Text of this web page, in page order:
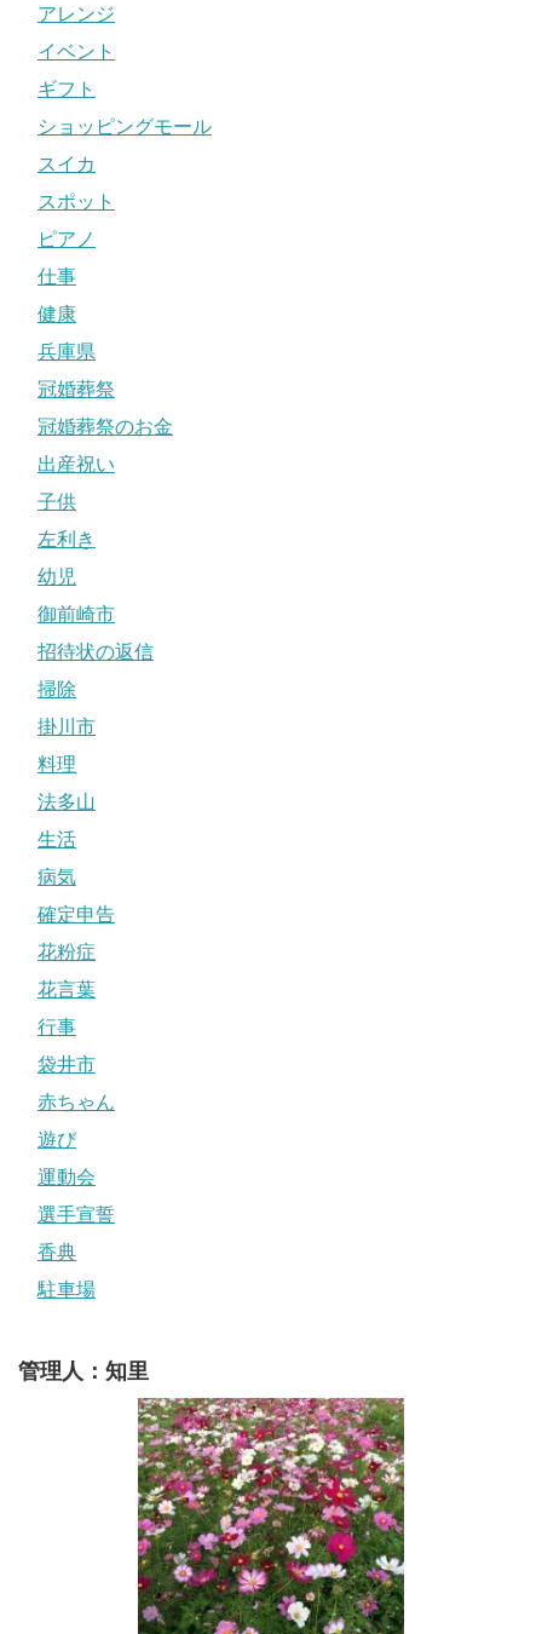
アレンジ
イベント
ギフト
ショッピングモール
スイカ
スポット
ピアノ
仕事
健康
兵庫県
冠婚葬祭
冠婚葬祭のお金
出産祝い
子供
左利き
幼児
御前崎市
招待状の返信
掃除
掛川市
料理
法多山
生活
病気
確定申告
花粉症
花言葉
行事
袋井市
赤ちゃん
遊び
運動会
選手宣誓
香典
駐車場
管理人：知里